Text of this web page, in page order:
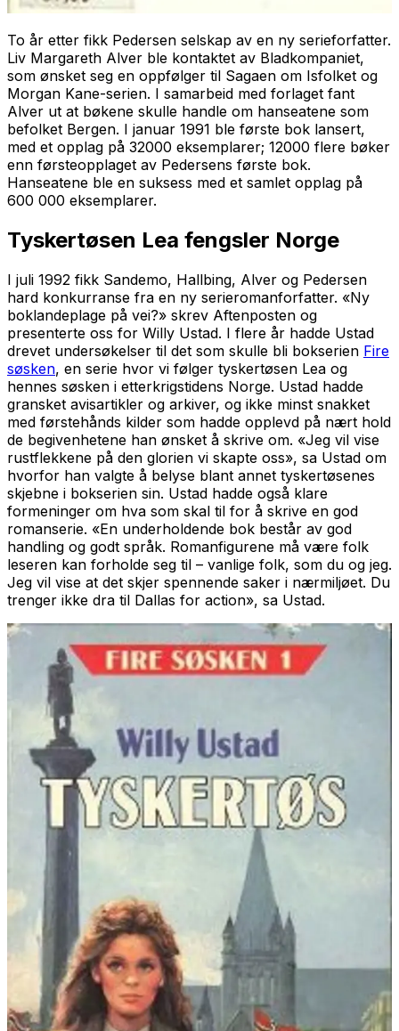
To år etter fikk Pedersen selskap av en ny serieforfatter.
Liv Margareth Alver ble kontaktet av Bladkompaniet,
som ønsket seg en oppfølger til Sagaen om Isfolket og
Morgan Kane-serien. I samarbeid med forlaget fant
Alver ut at bøkene skulle handle om hanseatene som
befolket Bergen. I januar 1991 ble første bok lansert,
med et opplag på 32000 eksemplarer; 12000 flere bøker
enn førsteopplaget av Pedersens første bok.
Hanseatene ble en suksess med et samlet opplag på
600 000 eksemplarer.
Tyskertøsen Lea fengsler Norge
I juli 1992 fikk Sandemo, Hallbing, Alver og Pedersen
hard konkurranse fra en ny serieromanforfatter. «Ny
boklandeplage på vei?» skrev Aftenposten og
presenterte oss for Willy Ustad. I flere år hadde Ustad
drevet undersøkelser til det som skulle bli bokserien Fire
søsken, en serie hvor vi følger tyskertøsen Lea og
hennes søsken i etterkrigstidens Norge. Ustad hadde
gransket avisartikler og arkiver, og ikke minst snakket
med førstehånds kilder som hadde opplevd på nært hold
de begivenhetene han ønsket å skrive om. «Jeg vil vise
rustflekkene på den glorien vi skapte oss», sa Ustad om
hvorfor han valgte å belyse blant annet tyskertøsenes
skjebne i bokserien sin. Ustad hadde også klare
formeninger om hva som skal til for å skrive en god
romanserie. «En underholdende bok består av god
handling og godt språk. Romanfigurene må være folk
leseren kan forholde seg til – vanlige folk, som du og jeg.
Jeg vil vise at det skjer spennende saker i nærmiljøet. Du
trenger ikke dra til Dallas for action», sa Ustad.